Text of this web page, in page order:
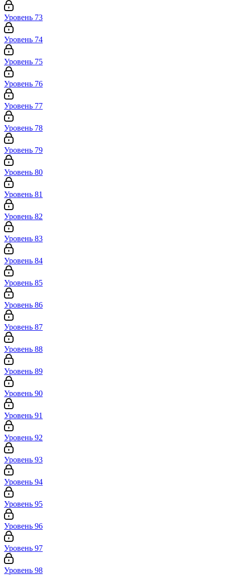
Уровень 73
Уровень 74
Уровень 75
Уровень 76
Уровень 77
Уровень 78
Уровень 79
Уровень 80
Уровень 81
Уровень 82
Уровень 83
Уровень 84
Уровень 85
Уровень 86
Уровень 87
Уровень 88
Уровень 89
Уровень 90
Уровень 91
Уровень 92
Уровень 93
Уровень 94
Уровень 95
Уровень 96
Уровень 97
Уровень 98